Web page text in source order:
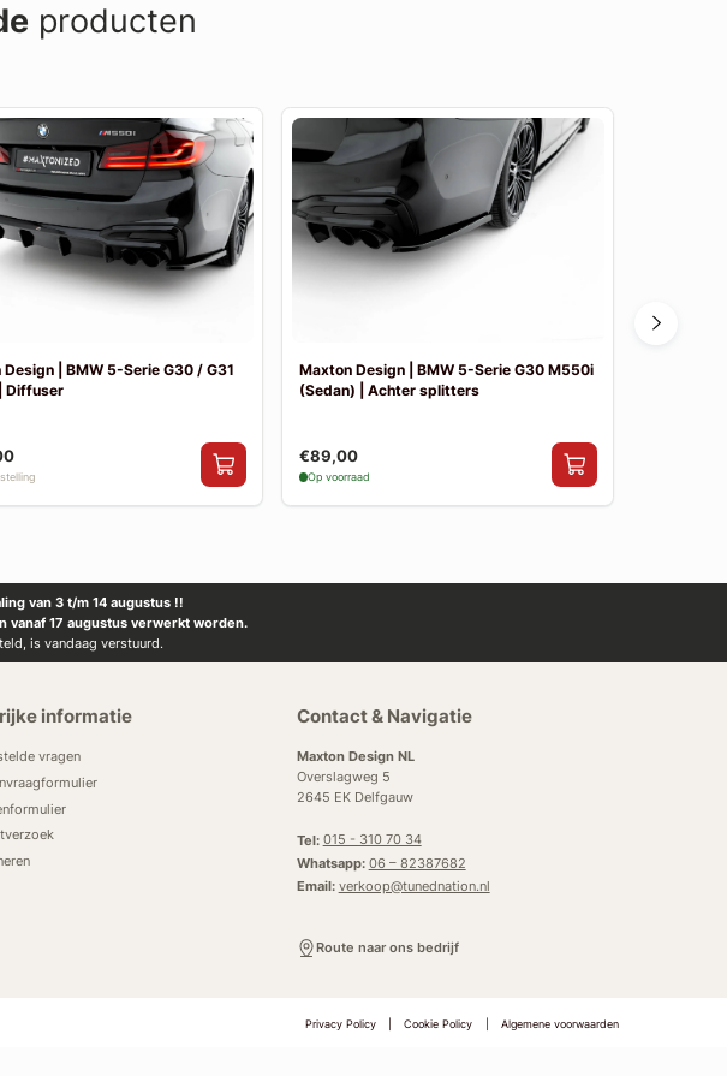
producten
| BMW 5-Serie G30 / G31
Diffuser
Maxton Design | BMW 5-Serie G30 M550i
(Sedan) | Achter splitters
€89,00
Op voorraad
van 3 t/m 14 augustus !!
vanaf 17 augustus verwerkt worden.
is vandaag verstuurd.
informatie
vragen
Contact & Navigatie
Maxton Design NL
Overslagweg 5
2645 EK Delfgauw
Tel: 015 - 310 70 34
Whatsapp: 06 – 82387682
Email: verkoop@tunednation.nl
Route naar ons bedrijf
Privacy Policy Cookie Policy Algemene voorwaarden